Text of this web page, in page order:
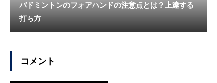
バドミントンのフォアハンドの注意点とは？上達する
打ち方
コメント